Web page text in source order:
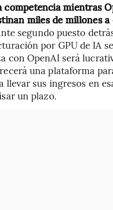
competencia mientras
miles de millones
segundo puesto
por GPU de IA
con OpenAI será
una plataforma
sus ingresos en
un plazo.